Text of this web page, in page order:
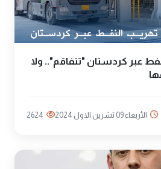
عبر كردستان "تتفاقم".. ولا
الأربعاء 09 تشرين الاول 2024 2624